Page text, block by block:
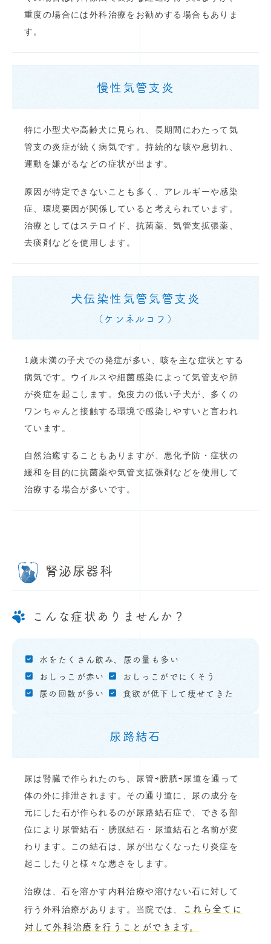
重度の場合には外科治療をお勧めする場合もありま
す。
慢性気管支炎
特に小型犬や高齢犬に見られ、長期間にわたって気
管支の炎症が続く病気です。持続的な咳や息切れ、
運動を嫌がるなどの症状が出ます。
原因が特定できないことも多く、アレルギーや感染
症、環境要因が関係していると考えられています。
治療としてはステロイド、抗菌薬、気管支拡張薬、
去痰剤などを使用します。
犬伝染性気管気管支炎
（ケンネルコフ）
1歳未満の子犬での発症が多い、咳を主な症状とする
病気です。ウイルスや細菌感染によって気管支や肺
が炎症を起こします。免疫力の低い子犬が、多くの
ワンちゃんと接触する環境で感染しやすいと言われ
ています。
自然治癒することもありますが、悪化予防・症状の
緩和を目的に抗菌薬や気管支拡張剤などを使用して
治療する場合が多いです。
腎泌尿器科
こんな症状ありませんか？
水をたくさん飲み、尿の量も多い
おしっこが赤い
おしっこがでにくそう
尿の回数が多い
食欲が低下して痩せてきた
尿路結石
尿は腎臓で作られたのち、尿管⇨膀胱⇨尿道を通って
体の外に排泄されます。その通り道に、尿の成分を
元にした石が作られるのが尿路結石症で、できる部
位により尿管結石・膀胱結石・尿道結石と名前が変
わります。この結石は、尿が出なくなったり炎症を
起こしたりと様々な悪さをします。
治療は、石を溶かす内科治療や溶けない石に対して
行う外科治療があります。当院では、
これら全てに
対して外科治療を行うことができます。